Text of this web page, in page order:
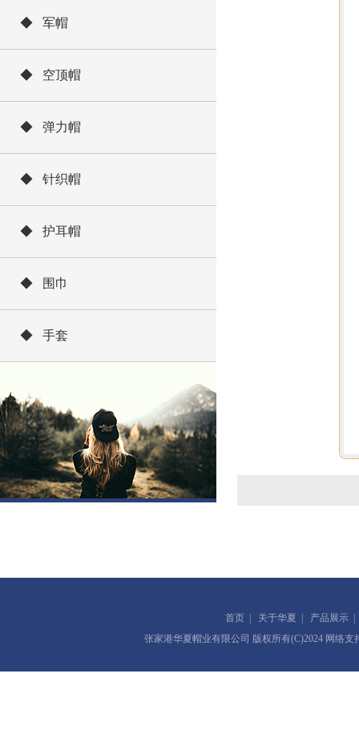
◆ 军帽
◆ 空顶帽
◆ 弹力帽
◆ 针织帽
◆ 护耳帽
◆ 围巾
◆ 手套
首页 关于华夏 产品展示
张家港华夏帽业有限公司 版权所有(C)2024 网络支